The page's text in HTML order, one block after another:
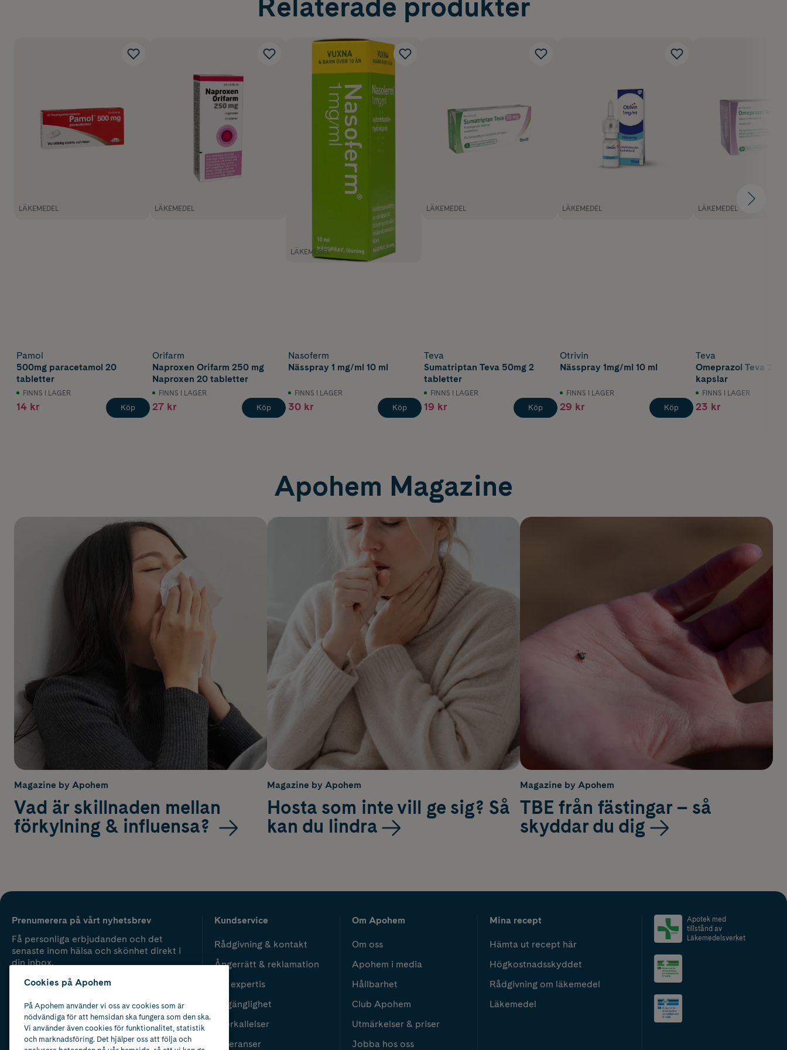
LÄKEMEDEL
Pamol
500mg paracetamol 20
tabletter
FINNS I LAGER
14 kr Köp
LÄKEMEDEL
Orifarm
Naproxen Orifarm 250 mg
Naproxen 20 tabletter
FINNS I LAGER
27 kr Köp
LÄKEMEDEL
Nasoferm
Nässpray 1 mg/ml 10 ml
FINNS I LAGER
30 kr Köp
LÄKEMEDEL
Teva
Sumatriptan Teva 50mg 2
tabletter
FINNS I LAGER
19 kr Köp
LÄKEMEDEL
Otrivin
Nässpray 1mg/ml 10 ml
FINNS I LAGER
29 kr Köp
LÄKEMEDEL
Teva
Omeprazol Teva 20
kapslar
FINNS I LAGER
23 kr
Apohem Magazine
Magazine by Apohem
Vad är skillnaden mellan
förkylning & influensa?
Magazine by Apohem
Hosta som inte vill ge sig? Så
kan du lindra
Magazine by Apohem
TBE från fästingar – så
skyddar du dig
Prenumerera på vårt nyhetsbrev
Få personliga erbjudanden och det
senaste inom hälsa och skönhet direkt i
din inbox.
Kundservice
Rådgivning & kontakt
Ångerrätt & reklamation
Vår expertis
Tillgänglighet
Återkallelser
Leveranser
Om Apohem
Om oss
Apohem i media
Hållbarhet
Club Apohem
Utmärkelser & priser
Jobba hos oss
Mina recept
Hämta ut recept här
Högkostnadsskyddet
Rådgivning om läkemedel
Läkemedel
Apotek med
tillstånd av
Läkemedelsverket
Cookies på Apohem
På Apohem använder vi oss av cookies som är
nödvändiga för att hemsidan ska fungera som den ska.
Vi använder även cookies för funktionalitet, statistik
och marknadsföring. Det hjälper oss att följa och